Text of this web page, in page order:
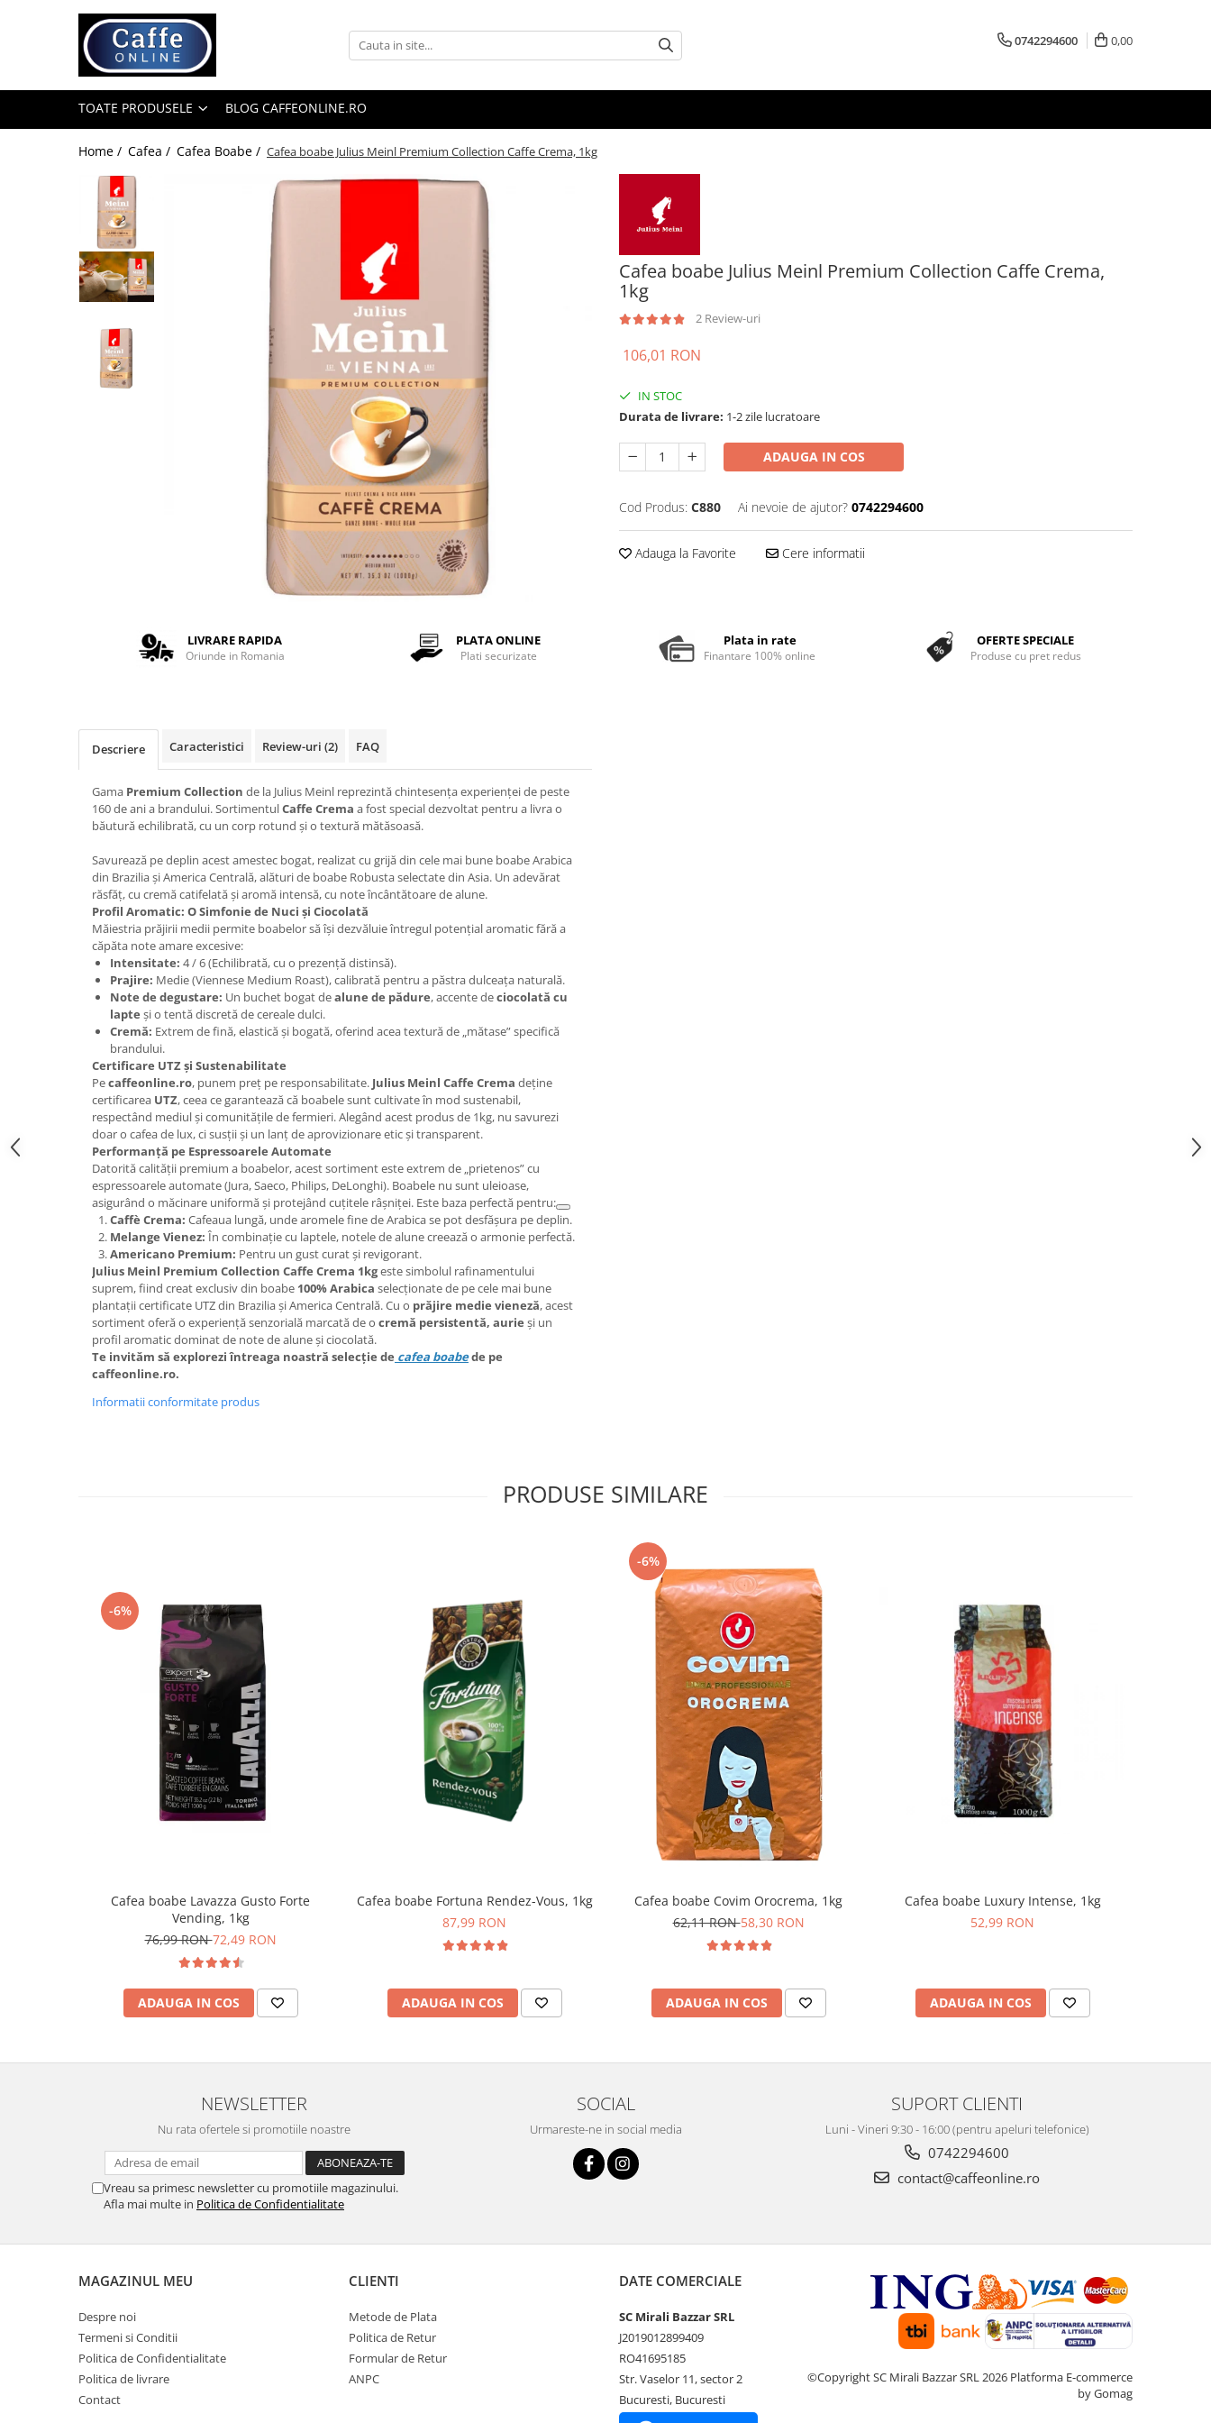
Toate Produsele
Capsule Cafea
Cafea Macinata
Espressoare
Aparate Automate
Aparate capsule
Aparate clasice
Piese schimb espressoare
Accesorii si intretinere
0742294600 0,00
TOATE PRODUSELE BLOG CAFFEONLINE.RO
Home / Cafea / Cafea Boabe / Cafea boabe Julius Meinl Premium Collection Caffe Crema, 1kg
Cafea boabe Julius Meinl Premium Collection Caffe Crema,
1kg
2 Review-uri
106,01 RON
IN STOC
Durata de livrare: 1-2 zile lucratoare
ADAUGA IN COS
Cod Produs: C880 Ai nevoie de ajutor? 0742294600
Adauga la Favorite Cere informatii
LIVRARE RAPIDA
Oriunde in Romania
PLATA ONLINE
Plati securizate
Plata in rate
Finantare 100% online
OFERTE SPECIALE
Produse cu pret redus
Descriere Caracteristici Review-uri (2) FAQ
Gama Premium Collection de la Julius Meinl reprezintă chintesența experienței de peste
160 de ani a brandului. SortimentulCaffe Crema a fost special dezvoltat pentru a livra o
băutură echilibrată, cu un corp rotund și o textură mătăsoasă.
Savurează pe deplin acest amestec bogat, realizat cu grijă din cele mai bune boabe Arabica
din Brazilia și America Centrală, alături de boabe Robusta selectate din Asia. Un adevărat
răsfăț, cu cremă catifelată și aromă intensă, cu note încântătoare de alune.
Profil Aromatic: O Simfonie de Nuci și Ciocolată
Măiestria prăjirii medii permite boabelor să își dezvăluie întregul potențial aromatic fără a
căpăta note amare excesive:
Intensitate: 4 / 6 (Echilibrată, cu o prezență distinsă).
Prajire: Medie (Viennese Medium Roast), calibrată pentru a păstra dulceața naturală.
Note de degustare: Un buchet bogat dealune de pădure, accente deciocolată cu
lapte și o tentă discretă de cereale dulci.
Cremă: Extrem de fină, elastică și bogată, oferind acea textură de „mătase” specifică
brandului.
Certificare UTZ și Sustenabilitate
Pecaffeonline.ro, punem preț pe responsabilitate. Julius Meinl Caffe Crema deține
certificarea UTZ, ceea ce garantează că boabele sunt cultivate în mod sustenabil,
respectând mediul și comunitățile de fermieri. Alegând acest produs de 1kg, nu savurezi
doar o cafea de lux, ci susții și un lanț de aprovizionare etic și transparent.
Performanță pe Espressoarele Automate
Datorită calității premium a boabelor, acest sortiment este extrem de „prietenos” cu
espressoarele automate (Jura, Saeco, Philips, DeLonghi). Boabele nu sunt uleioase,
asigurând o măcinare uniformă și protejând cuțitele râșniței. Este baza perfectă pentru:
Caffè Crema: Cafeaua lungă, unde aromele fine de Arabica se pot desfășura pe deplin.
Melange Vienez: În combinație cu laptele, notele de alune creează o armonie perfectă.
Americano Premium: Pentru un gust curat și revigorant.
Julius Meinl Premium Collection Caffe Crema 1kgeste simbolul rafinamentului
suprem, fiind creat exclusiv din boabe 100% Arabica selecționate de pe cele mai bune
plantații certificate UTZ din Brazilia și America Centrală. Cu o prăjire medie vieneză, acest
sortiment oferă o experiență senzorială marcată de o cremă persistentă, aurie și un
profil aromatic dominat de note de alune și ciocolată.
Te invităm să explorezi întreaga noastră selecție de cafea boabede pe
caffeonline.ro.
Informatii conformitate produs
PRODUSE SIMILARE
-6%
Cafea boabe Lavazza Gusto Forte
Vending, 1kg
76,99 RON72,49 RON
ADAUGA IN COS
Cafea boabe Fortuna Rendez-Vous, 1kg
87,99 RON
ADAUGA IN COS
-6%
Cafea boabe Covim Orocrema, 1kg
62,11 RON58,30 RON
ADAUGA IN COS
Cafea boabe Luxury Intense, 1kg
52,99 RON
ADAUGA IN COS
NEWSLETTER
Nu rata ofertele si promotiile noastre
Vreau sa primesc newsletter cu promotiile magazinului.
Afla mai multe in Politica de Confidentialitate
SOCIAL
Urmareste-ne in social media
SUPORT CLIENTI
Luni - Vineri 9:30 - 16:00 (pentru apeluri telefonice)
0742294600
contact@caffeonline.ro
MAGAZINUL MEU
Despre noi
Termeni si Conditii
Politica de Confidentialitate
Politica de livrare
Contact
CLIENTI
Metode de Plata
Politica de Retur
Formular de Retur
ANPC
DATE COMERCIALE
SC Mirali Bazzar SRL
J2019012899409
RO41695185
Str. Vaselor 11, sector 2
Bucuresti, Bucuresti
©Copyright SC Mirali Bazzar SRL 2026 Platforma E-commerce
by Gomag